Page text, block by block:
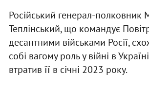
Російський генерал-полковник
Теплінський, що командує
десантними військами Росії,
собі вагому роль у війні в
втратив її в січні 2023 року.